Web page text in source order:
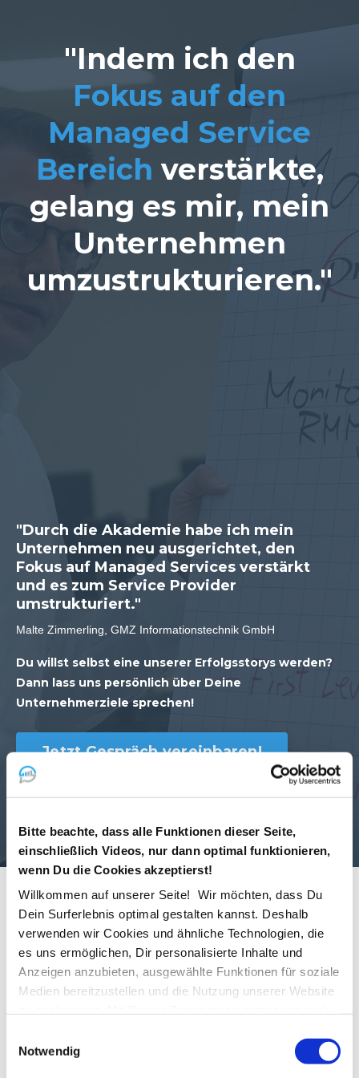
Bitte beachte, dass alle Funktionen dieser Seite,
einschließlich Videos, nur dann optimal funktionieren,
wenn Du die Cookies akzeptierst!
Willkommen auf unserer Seite! Wir möchten, dass Du
Dein Surferlebnis optimal gestalten kannst. Deshalb
verwenden wir Cookies und ähnliche Technologien, die
es uns ermöglichen, Dir personalisierte Inhalte und
Anzeigen anzubieten, ausgewählte Funktionen für soziale
Medien bereitzustellen und die Nutzung unserer Website
personalisierte Anzeigen und Inhalte. Du kannst Deine
Einwilligung jederzeit widerrufen oder ablehnen. Weitere
Notwendig
"Indem ich den
Fokus auf den
Managed Service
Bereich verstärkte,
gelang es mir, mein
Unternehmen
umzustrukturieren."
"Durch die Akademie habe ich mein
Unternehmen neu ausgerichtet, den
Fokus auf Managed Services verstärkt
und es zum Service Provider
umstrukturiert."
Malte Zimmerling, GMZ Informationstechnik GmbH
Du willst selbst eine unserer Erfolgsstorys werden?
Dann lass uns persönlich über Deine
Unternehmerziele sprechen!
Jetzt Gespräch vereinbaren!
Video spielt nicht ab? Bitte alle Cookies
Problem
Managed Services wurden vernachlässigt, es fehlte an
Standardisierung, und Abläufe waren nicht definiert. Zudem lag
der Fokus auf großen Projekten, während Managed Services
kaum Beachtung fanden.